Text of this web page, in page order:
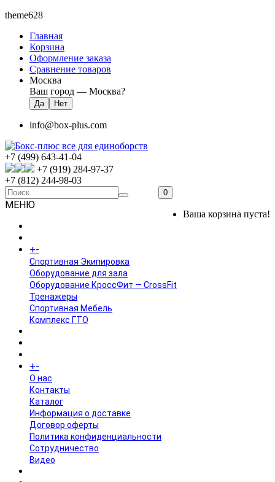
theme628
Главная
Корзина
Оформление заказа
Сравнение товаров
Москва
Ваш город — Москва?
info@box-plus.com
+7 (499) 643-41-04
+7 (919) 284-97-37
+7 (812) 244-98-03
0
Ваша корзина пуста!
МЕНЮ
+-
Спортивная Экипировка
Оборудование для зала
Оборудование КроссФит — CrossFit
Тренажеры
Спортивная Мебель
Комплекс ГТО
+-
O нас
Контакты
Каталог
Информация о доставке
Договор оферты
Политика конфиденциальности
Сотрудничество
Видео